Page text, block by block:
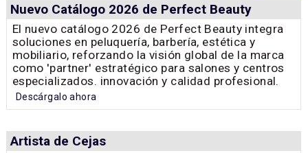
Nuevo Catálogo 2026 de Perfect Beauty
El nuevo catálogo 2026 de Perfect Beauty integra
soluciones en peluquería, barbería, estética y
mobiliario, reforzando la visión global de la marca
como 'partner' estratégico para salones y centros
especializados. innovación y calidad profesional.
Descárgalo ahora
Artista de Cejas